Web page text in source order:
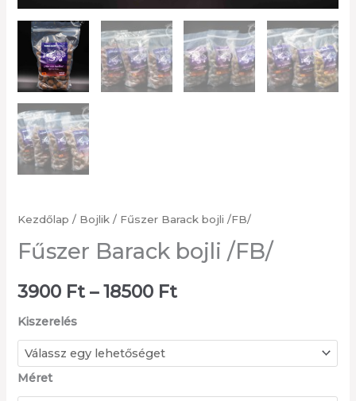
Kezdőlap / Bojlik / Fűszer Barack bojli /FB/
Fűszer Barack bojli /FB/
3900 Ft – 18500 FtÁrtartomány:
Kiszerelés
Méret